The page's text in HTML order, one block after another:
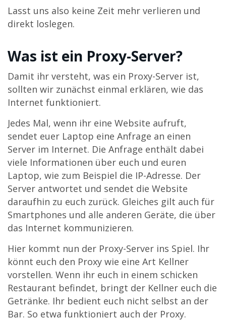
Lasst uns also keine Zeit mehr verlieren und
direkt loslegen.
Was ist ein Proxy-Server?
Damit ihr versteht, was ein Proxy-Server ist,
sollten wir zunächst einmal erklären, wie das
Internet funktioniert.
Jedes Mal, wenn ihr eine Website aufruft,
sendet euer Laptop eine Anfrage an einen
Server im Internet. Die Anfrage enthält dabei
viele Informationen über euch und euren
Laptop, wie zum Beispiel die IP-Adresse. Der
Server antwortet und sendet die Website
daraufhin zu euch zurück. Gleiches gilt auch für
Smartphones und alle anderen Geräte, die über
das Internet kommunizieren.
Hier kommt nun der Proxy-Server ins Spiel. Ihr
könnt euch den Proxy wie eine Art Kellner
vorstellen. Wenn ihr euch in einem schicken
Restaurant befindet, bringt der Kellner euch die
Getränke. Ihr bedient euch nicht selbst an der
Bar. So etwa funktioniert auch der Proxy.